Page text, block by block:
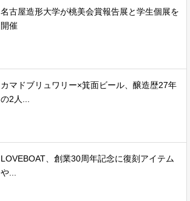
名古屋造形大学が桃美会賞報告展と学生個展を
開催
カマドブリュワリー×箕面ビール、醸造歴27年
の2人...
LOVEBOAT、創業30周年記念に復刻アイテム
や...